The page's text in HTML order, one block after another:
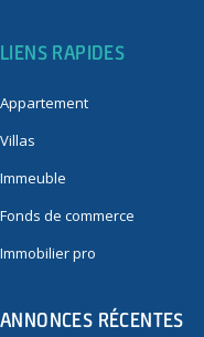
LIENS RAPIDES
Appartement
Villas
Immeuble
Fonds de commerce
Immobilier pro
ANNONCES RÉCENTES